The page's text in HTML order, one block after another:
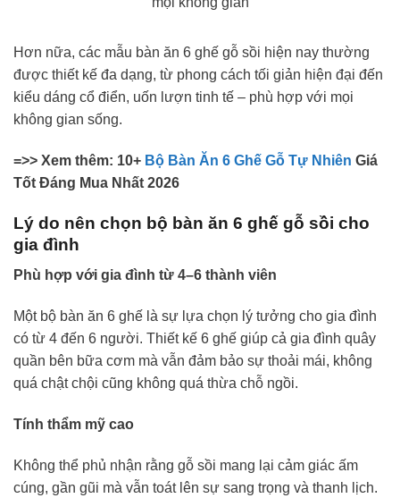
Hơn nữa, các mẫu bàn ăn 6 ghế gỗ sồi hiện nay thường
được thiết kế đa dạng, từ phong cách tối giản hiện đại đến
kiểu dáng cổ điển, uốn lượn tinh tế – phù hợp với mọi
không gian sống.
=>> Xem thêm: 10+ Bộ Bàn Ăn 6 Ghế Gỗ Tự Nhiên Giá
Tốt Đáng Mua Nhất 2026
Lý do nên chọn bộ bàn ăn 6 ghế gỗ sồi cho
gia đình
Phù hợp với gia đình từ 4–6 thành viên
Một bộ bàn ăn 6 ghế là sự lựa chọn lý tưởng cho gia đình
có từ 4 đến 6 người. Thiết kế 6 ghế giúp cả gia đình quây
quần bên bữa cơm mà vẫn đảm bảo sự thoải mái, không
quá chật chội cũng không quá thừa chỗ ngồi.
Tính thẩm mỹ cao
Không thể phủ nhận rằng gỗ sồi mang lại cảm giác ấm
cúng, gần gũi mà vẫn toát lên sự sang trọng và thanh lịch.